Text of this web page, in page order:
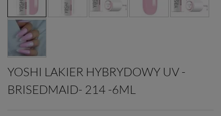
YOSHI LAKIER HYBRYDOWY UV -
BRISEDMAID- 214 -6ML